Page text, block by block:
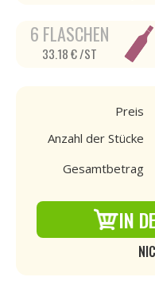
6 FLASCHEN
33.18 € /ST
Preis
Anzahl der Stücke
Gesamtbetrag
IN